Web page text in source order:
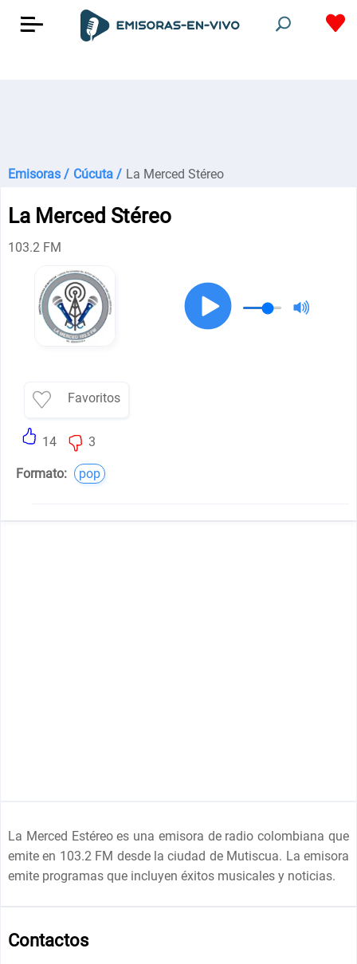
Emisoras / Cúcuta / La Merced Stéreo
La Merced Stéreo
103.2 FM
Favoritos
14 3
Formato: pop
La Merced Estéreo es una emisora de radio colombiana que
emite en 103.2 FM desde la ciudad de Mutiscua. La emisora
emite programas que incluyen éxitos musicales y noticias.
Contactos